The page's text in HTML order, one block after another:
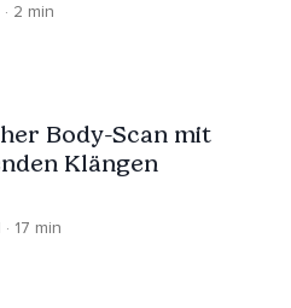
2 min
Body-Scan mit
Klängen
17 min